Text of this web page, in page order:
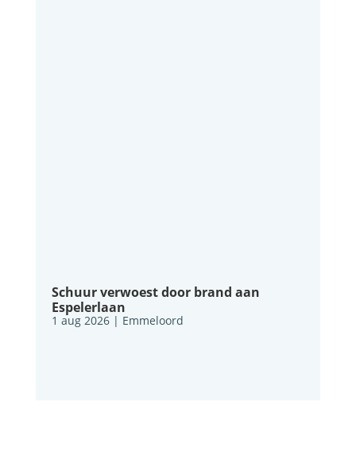
Schuur verwoest door brand aan
Espelerlaan
1 aug 2026| Emmeloord